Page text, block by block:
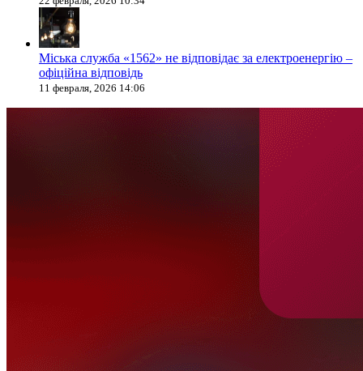
Міська служба «1562» не відповідає за електроенергію –
офіційна відповідь
11 февраля, 2026 14:06